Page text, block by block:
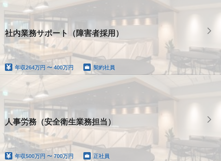
社内業務サポート（障害者採用）
年収264万円 〜 400万円 契約社員
人事労務（安全衛生業務担当）
年収500万円 〜 700万円 正社員